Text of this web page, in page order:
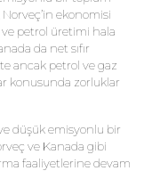
ekonomisi
ve petrol üretimi hala
da net sıfır
ancak petrol ve gaz
konusunda zorluklar
ve düşük emisyonlu bir
ve Kanada gibi
faaliyetlerine devam